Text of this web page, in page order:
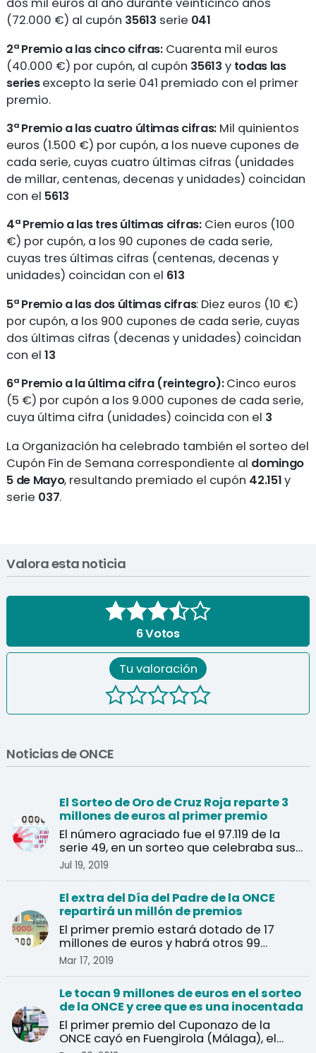
(72.000 €) al cupón 35613 serie 041
2ª Premio a las cinco cifras:Cuarenta mil euros
(40.000 €) por cupón, al cupón 35613 y todas las
seriesexcepto la serie 041 premiado con el primer
premio.
3ª Premio a las cuatro últimas cifras:Mil quinientos
euros (1.500 €) por cupón, a los nueve cupones de
cada serie, cuyas cuatro últimas cifras (unidades
de millar, centenas, decenas y unidades) coincidan
con el 5613
4ª Premio a las tres últimas cifras:Cien euros (100
€) por cupón, a los 90 cupones de cada serie,
cuyas tres últimas cifras (centenas, decenas y
unidades) coincidan con el 613
5ª Premio a las dos últimas cifras: Diez euros (10 €)
por cupón, a los 900 cupones de cada serie, cuyas
dos últimas cifras (decenas y unidades) coincidan
con el13
6ª Premio a la última cifra (reintegro):Cinco euros
(5 €) por cupón a los 9.000 cupones de cada serie,
cuya última cifra (unidades) coincida con el 3
La Organización ha celebrado también el sorteo del
Cupón Fin de Semana correspondiente al domingo
5 de Mayo, resultando premiado el cupón 42.151y
serie 037.
Valora esta noticia
6Votos
Tu valoración
Noticias de ONCE
El Sorteo de Oro de Cruz Roja reparte 3
millones de euros al primer premio
El número agraciado fue el 97.119 de la
serie 49, en un sorteo que celebraba sus
40 años.
Jul 19, 2019
El extra del Día del Padre de la ONCE
repartirá un millón de premios
El primer premio estará dotado de 17
millones de euros y habrá otros 99
premios de 40.000 euros.
Mar 17, 2019
Le tocan 9 millones de euros en el sorteo
de la ONCE y cree que es una inocentada
El primer premio del Cuponazo de la
ONCE cayó en Fuengirola (Málaga), el